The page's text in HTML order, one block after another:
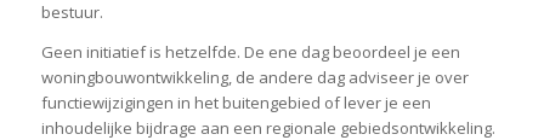
bestuur.
Geen initiatief is hetzelfde. De ene dag beoordeel je een
woningbouwontwikkeling, de andere dag adviseer je over
functiewijzigingen in het buitengebied of lever je een
inhoudelijke bijdrage aan een regionale gebiedsontwikkeling.